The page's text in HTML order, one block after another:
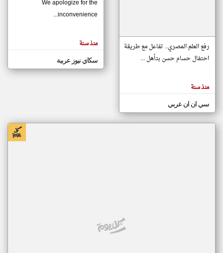
مصادر الأخبار من موريتانيا
اخبار موريتانيا على مدار الساعة
أهم اخبار موريتانيا العاجلة والمباشرة
المقالات
الموجوده
هنا عن
رفع العلم المصري.. تفاعل مع طريقة
احتفال حسام حسن بتأهل ...
منذ سنة
سي ان ان عربي
We apologize for the
inconvenience...
منذ سنة
سكاي نيوز عربية
klyoum.com